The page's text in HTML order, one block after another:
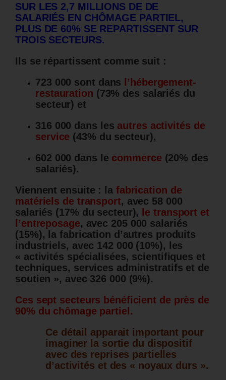
SUR LES 2,7 MILLIONS DE DE
SALARIÉS EN CHÔMAGE PARTIEL,
PLUS DE 60% SE REPARTISSENT SUR
TROIS SECTEURS.
Ils se répartissent comme suit :
723 000 sont dans
l’hébergement-
restauration (73% des salariés du
secteur) et
316 000 dans les autres activités de
service (43% du secteur),
602 000 dans le commerce (20% des
salariés).
Viennent ensuite : la fabrication de
matériels de transport, avec 58 000
salariés (17% du secteur),
le transport et
l’entreposage, avec 205 000 salariés
(15%), la fabrication d’autres produits
industriels, avec 142 000 (10%), les
« activités spécialisées, scientifiques et
techniques, services administratifs et de
soutien », avec 326 000 (9%).
Ces sept secteurs bénéficient de près de
90% du chômage partiel.
Ce détail apparait important pour
imaginer la sortie du dispositif
avec des reprises partielles
d’activités et des « noyaux durs ».